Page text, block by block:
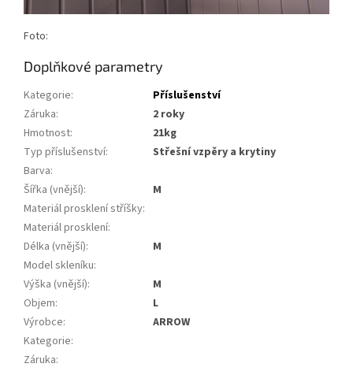
Foto:
Doplňkové parametry
Kategorie:
Příslušenství
Záruka:
2 roky
Hmotnost:
21kg
Typ příslušenství:
Střešní vzpěry a krytiny
Barva:
Šířka (vnější):
m
Materiál prosklení stříšky:
Materiál prosklení:
Délka (vnější):
m
Model skleníku:
Výška (vnější):
m
Objem:
L
Výrobce:
ARROW
Kategorie:
Záruka: